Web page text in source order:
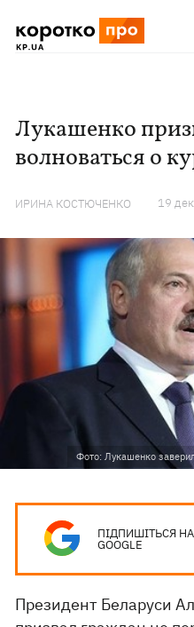
Лукашенко
волноваться о
ИРИНА КОСТЮЧЕНКО 19
Фото: Лукашенко
ПІДПИШІТЬСЯ
GOOGLE
Президент Беларуси